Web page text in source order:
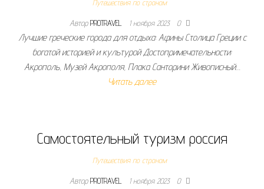
Путешествия по странам
АвторPROTRAVEL 1 ноября 2023 0
Лучшие греческие города для отдыха: Афины Столица Греции с
богатой историей и культурой Достопримечательности:
Акрополь, Музей Акрополя, Плака Санторини Живописный…
Читать далее
Самостоятельный туризм россия
Путешествия по странам
АвторPROTRAVEL 1 ноября 2023 0